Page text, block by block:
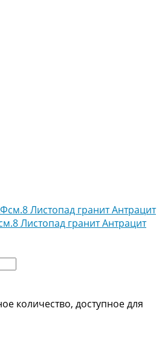
Листопад гранит Антрацит
количество, доступное для